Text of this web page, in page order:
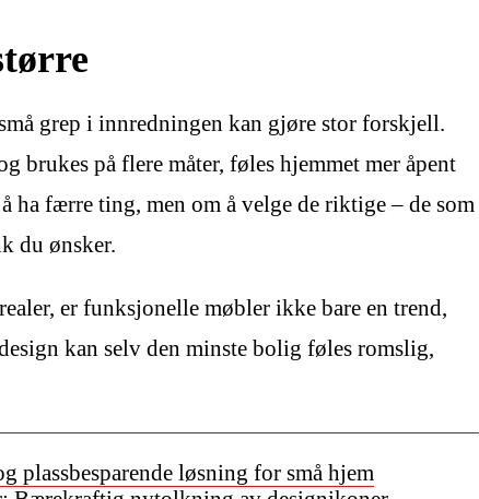
grep i innredningen kan gjøre stor forskjell.
brukes på flere måter, føles hjemmet mer åpent
ha færre ting, men om å velge de riktige – de som
du ønsker.
er funksjonelle møbler ikke bare en trend,
kan selv den minste bolig føles romslig,
plassbesparende løsning for små hjem